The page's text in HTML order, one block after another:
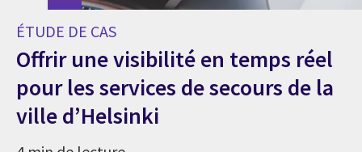
ÉTUDE DE CAS
Offrir une visibilité en temps réel
pour les services de secours de la
ville d’Helsinki